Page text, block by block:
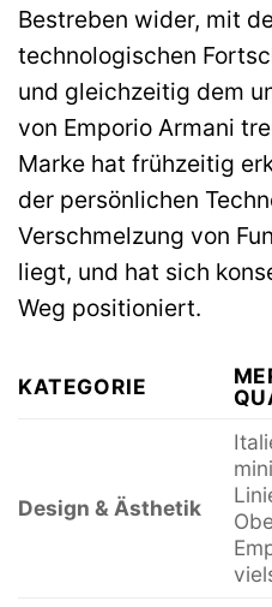
Bestreben wider, mit
technologischen
und gleichzeitig dem
von Emporio Armani
Marke hat frühzeitig
der persönlichen
Verschmelzung von
liegt, und hat sich
Weg positioniert.
KATEGORIE
Design & Ästhetik